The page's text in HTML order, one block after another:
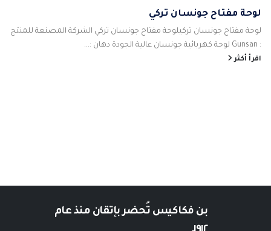
لوحة مفتاح جونسان تركي
لوحة مفتاح جونسان تركيلوحة مفتاح جونسان تركي الشركة المصنعة للمنتج
: Gunsan لوحة كهربائية جونسان عالية الجودة دهان :...
اقرأ أكثر
بن فكاكيستُحضر بإتقان منذ عام